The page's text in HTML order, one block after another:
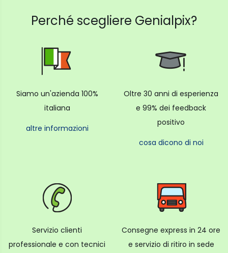
Perché scegliere Genialpix?
Siamo un'azienda 100%
italiana
altre informazioni
Oltre 30 anni di esperienza
e 99% dei feedback
positivo
cosa dicono di noi
Servizio clienti
professionale e con tecnici
Consegne express in 24 ore
e servizio di ritiro in sede